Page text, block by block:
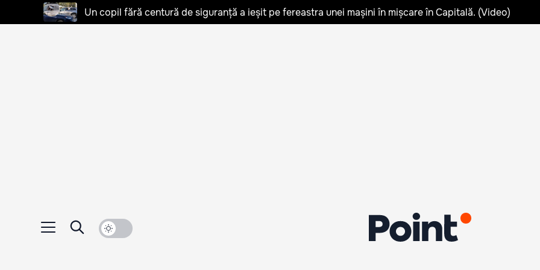
Un copil fără centură de siguranță a ieșit pe fereastra unei mașini în mișcare în Capitală. (Video)